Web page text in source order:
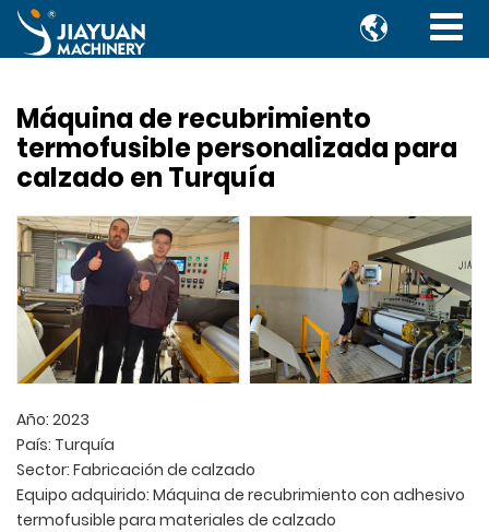

Máquina de recubrimiento
termofusible personalizada para
calzado en Turquía
Año: 2023
País: Turquía
Sector: Fabricación de calzado
Equipo adquirido: Máquina de recubrimiento con adhesivo
termofusible para materiales de calzado